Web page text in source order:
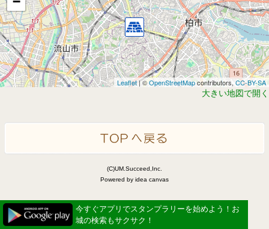
Leaflet| ©OpenStreetMapcontributors, CC-BY-SA
大きい地図で開く
(C)UM.Succeed,Inc.
Powered by idea canvas
今すぐアプリでスタンプラリーを始めよう！お
城の検索もサクサク！